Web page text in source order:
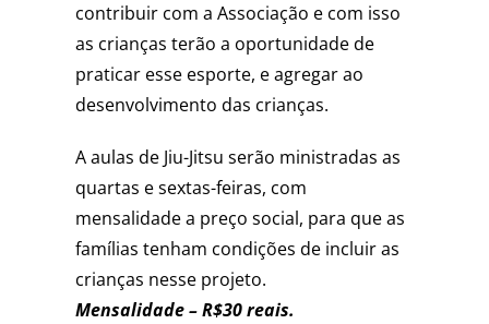
contribuir com a Associação e com isso
as crianças terão a oportunidade de
praticar esse esporte, e agregar ao
desenvolvimento das crianças.
A aulas de Jiu-Jitsu serão ministradas as
quartas e sextas-feiras, com
mensalidade a preço social, para que as
famílias tenham condições de incluir as
crianças nesse projeto.
Mensalidade – R$30 reais.